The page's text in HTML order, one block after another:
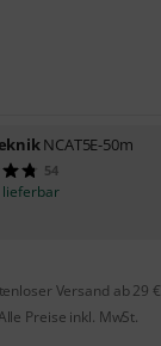
NCAT5E-50m
54
lieferbar
Versand ab 29 €
Preise inkl. MwSt.